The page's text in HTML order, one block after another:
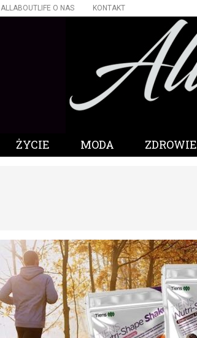
ALLABOUTLIFE O NAS KONTAKT
ŻYCIE MODA